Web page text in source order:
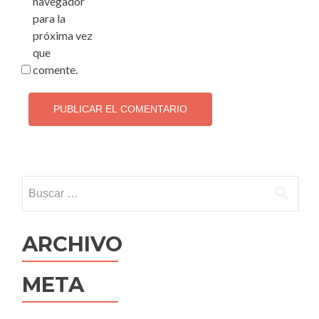
para la
próxima vez
que
comente.
ARCHIVO
META